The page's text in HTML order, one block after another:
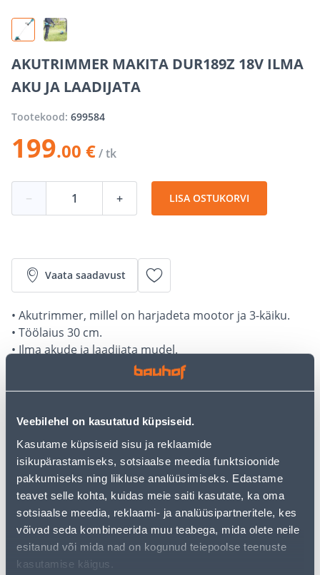
Veebilehel on kasutatud küpsiseid.
Kasutame küpsiseid sisu ja reklaamide
isikupärastamiseks, sotsiaalse meedia funktsioonide
pakkumiseks ning liikluse analüüsimiseks. Edastame
teavet selle kohta, kuidas meie saiti kasutate, ka oma
sotsiaalse meedia, reklaami- ja analüüsipartneritele, kes
võivad seda kombineerida muu teabega, mida olete neile
esitanud või mida nad on kogunud teiepoolse teenuste
kasutamise käigus.
AKUTRIMMER MAKITA DUR189Z 18V ILMA
AKU JA LAADIJATA
Tootekood: 699584
199.00 €/ tk
− + LISA OSTUKORVI
Vaata saadavust
• Akutrimmer, millel on harjadeta mootor ja 3-käiku.
• Töölaius 30 cm.
• Ilma akude ja laadijata mudel.
• 14-päevane tagastusõigus.
Kuumakse 33.17 €
Eeldatav kojuvedu 4,99 € al. 2-5 tööpäeva